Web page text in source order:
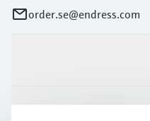
order.se@endress.com